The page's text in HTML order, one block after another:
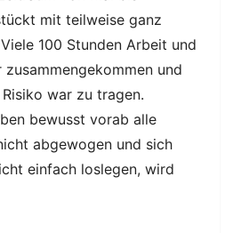
mit teilweise ganz
100 Stunden Arbeit und
und
war zu tragen.
bewusst vorab alle
abgewogen und sich
einfach loslegen, wird